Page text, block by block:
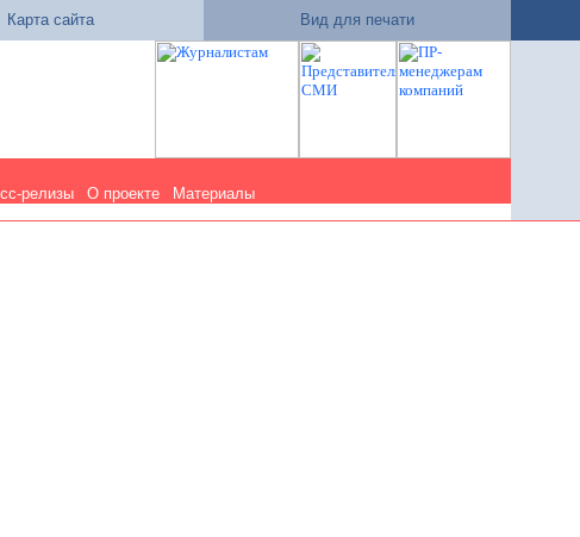
Карта сайта Вид для печати
релизы О проекте Материалы